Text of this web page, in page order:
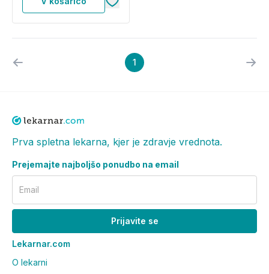
1
Prva spletna lekarna, kjer je zdravje vrednota.
Prejemajte najboljšo ponudbo na email
Email
Prijavite se
Lekarnar.com
O lekarni